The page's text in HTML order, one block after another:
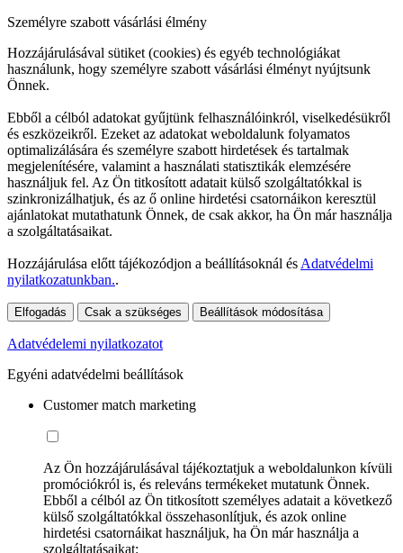
Személyre szabott vásárlási élmény
Hozzájárulásával sütiket (cookies) és egyéb technológiákat
használunk, hogy személyre szabott vásárlási élményt nyújtsunk
Önnek.
Ebből a célból adatokat gyűjtünk felhasználóinkról, viselkedésükről
és eszközeikről. Ezeket az adatokat weboldalunk folyamatos
optimalizálására és személyre szabott hirdetések és tartalmak
megjelenítésére, valamint a használati statisztikák elemzésére
használjuk fel. Az Ön titkosított adatait külső szolgáltatókkal is
szinkronizálhatjuk, és az ő online hirdetési csatornáikon keresztül
ajánlatokat mutathatunk Önnek, de csak akkor, ha Ön már használja
a szolgáltatásaikat.
Hozzájárulása előtt tájékozódjon a beállításoknál és Adatvédelmi
nyilatkozatunkban..
Elfogadás Csak a szükséges Beállítások módosítása
Adatvédelemi nyilatkozatot
Egyéni adatvédelmi beállítások
Customer match marketing
Az Ön hozzájárulásával tájékoztatjuk a weboldalunkon kívüli
promóciókról is, és releváns termékeket mutatunk Önnek.
Ebből a célból az Ön titkosított személyes adatait a következő
külső szolgáltatókkal összehasonlítjuk, és azok online
hirdetési csatornáikat használjuk, ha Ön már használja a
szolgáltatásaikat: